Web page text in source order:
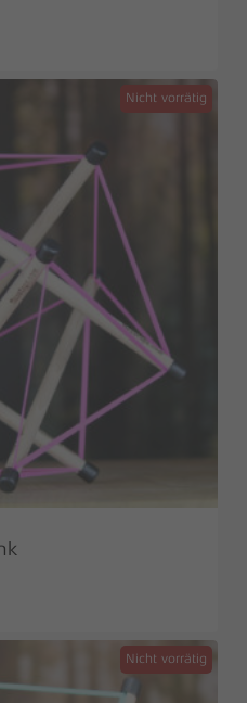
Nicht vorrätig
Nicht vorrätig